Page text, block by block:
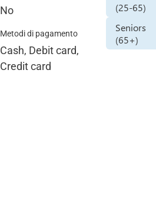
No
Metodi di pagamento
Cash, Debit card,
Credit card
(25-65)
Seniors
(65+)